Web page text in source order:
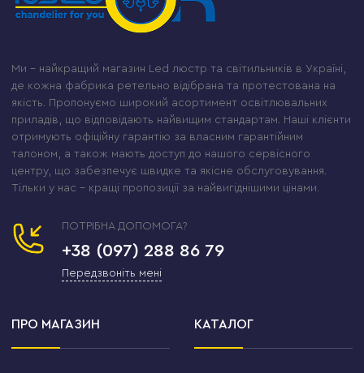
Ми – найкращий магазин Led люстр та світильників в Україні,
де кожна фабрика ретельно відібрана та протестована на
якість. Пропонуємо широкий асортимент освітлювальних
приладів, що відповідають найвищим стандартам. Наші клієнти
отримують офіційну гарантію за власним гарантійним
талоном, а також мають доступ до нашого сервісного
центру, що забезпечує швидке та якісне обслуговування.
Тільки у нас – кращі пропозиції за найвигіднішими цінами.
ПОТРІБНА ДОПОМОГА?
+38 (097) 288 86 79
Передзвоніть мені
ПРО МАГАЗИН КАТАЛОГ